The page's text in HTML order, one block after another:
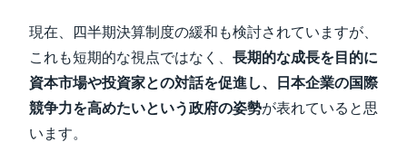
現在、四半期決算制度の緩和も検討されていますが、
これも短期的な視点ではなく、 長期的な成長を目的に
資本市場や投資家との対話を促進し、日本企業の国際
競争力を高めたいという政府の姿勢が表れていると思
います。